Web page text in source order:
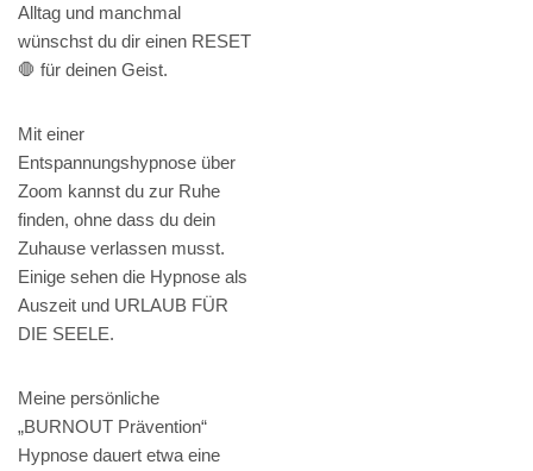
Alltag und manchmal
wünschst du dir einen RESET
🛑 für deinen Geist.
Mit einer
Entspannungshypnose über
Zoom kannst du zur Ruhe
finden, ohne dass du dein
Zuhause verlassen musst.
Einige sehen die Hypnose als
Auszeit und URLAUB FÜR
DIE SEELE.
Meine persönliche
„BURNOUT Prävention“
Hypnose dauert etwa eine